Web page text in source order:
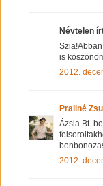
Névtelen
is
2012.
Praliné
Ázsia Bt.
2012.